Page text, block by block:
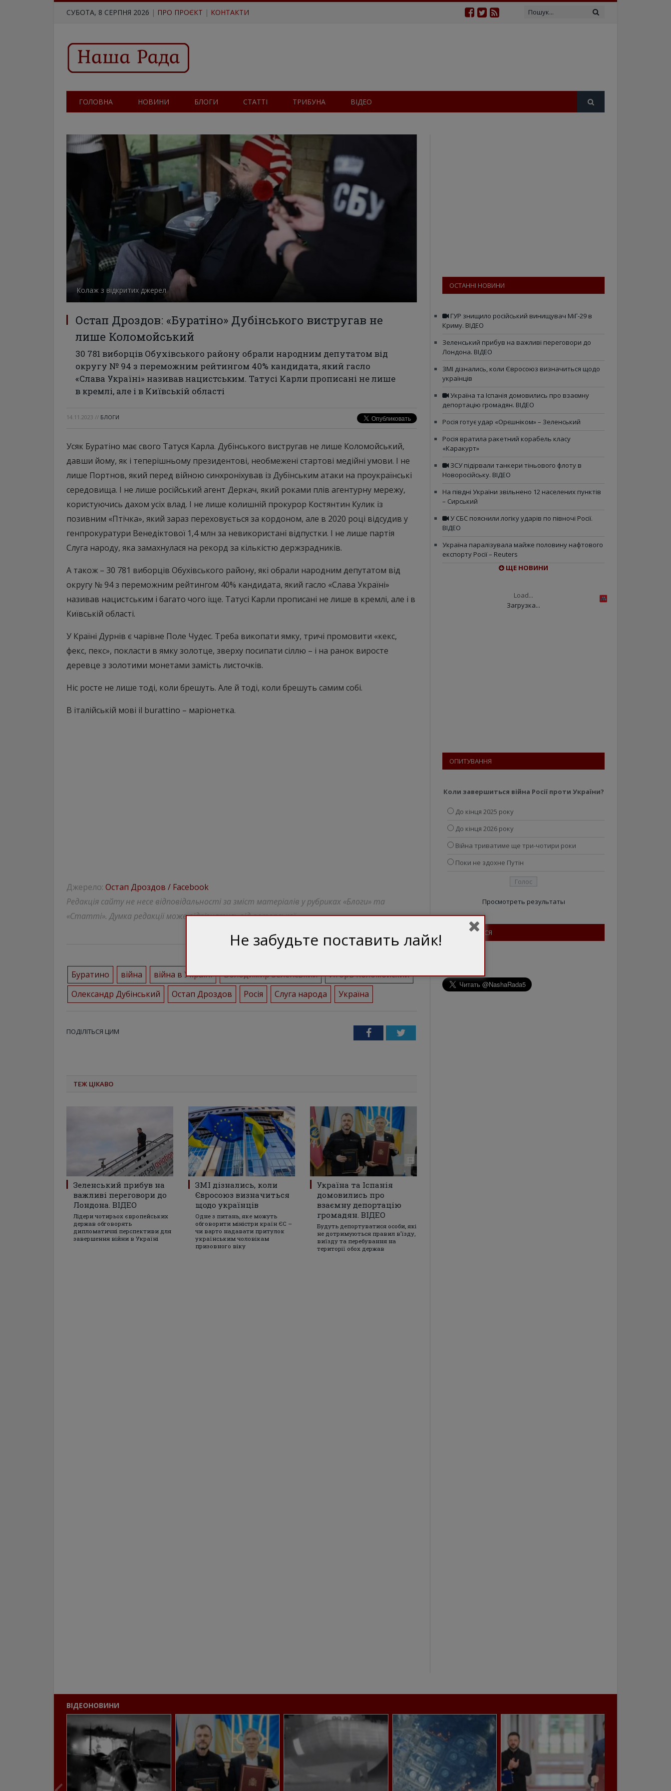
СУБОТА, 8 СЕРПНЯ 2026 | ПРО ПРОЄКТ | КОНТАКТИ
ГОЛОВНА НОВИНИ БЛОГИ СТАТТІ ТРИБУНА ВІДЕО
Колаж з відкритих джерел
Остап Дроздов: «Буратіно» Дубінського вистругав не
лише Коломойський
30 781 виборців Обухівського району обрали народним депутатом від
округу № 94 з переможним рейтингом 40% кандидата, який гасло
«Слава Україні» називав нацистським. Татусі Карли прописані не лише
в кремлі, але і в Київській області
14.11.2023 // БЛОГИ
Усяк Буратіно має свого Татуся Карла. Дубінського вистругав не лише Коломойський,
давши йому, як і теперішньому президентові, необмежені стартові медійні умови. І не
лише Портнов, який перед війною синхроніхував із Дубінським атаки на проукраїнські
середовища. І не лише російський агент Деркач, який роками плів агентурну мережу,
користуючись дахом усіх влад. І не лише колишній прокурор Костянтин Кулик із
позивним «Птічка», який зараз переховується за кордоном, але в 2020 році відсудив у
генпрокуратури Венедіктової 1,4 млн за невикористані відпустки. І не лише партія
Слуга народу, яка замахнулася на рекорд за кількістю держзрадників.
А також – 30 781 виборців Обухівського району, які обрали народним депутатом від
округу № 94 з переможним рейтингом 40% кандидата, який гасло «Слава Україні»
називав нацистським і багато чого іще. Татусі Карли прописані не лише в кремлі, але і в
Київській області.
У Країні Дурнів є чарівне Поле Чудес. Треба викопати ямку, тричі промовити «кекс,
фекс, пекс», покласти в ямку золотце, зверху посипати сіллю – і на ранок виросте
деревце з золотими монетами замість листочків.
Ніс росте не лише тоді, коли брешуть. Але й тоді, коли брешуть самим собі.
В італійській мові il burattino – маріонетка.
Джерело: Остап Дроздов / Facebook
Редакція сайту не несе відповідальності за зміст матеріалів у рубриках «Блоги» та
«Статті». Думка редакції може відрізнятись від авторської.
Буратино війна війна в Україні Володимир Зеленський
Игорь Коломойский
Олександр Дубінський
Остап Дроздов Росія Слуга народа Україна
ПОДІЛІТЬСЯ ЦИМ FacebookTwitter
ТЕЖ ЦІКАВО
Зеленський прибув на
важливі переговори до
Лондона. ВІДЕО
Лідери чотирьох європейських
держав обговорять
дипломатичні перспективи для
завершення війни в Україні
ЗМІ дізнались, коли
Євросоюз визначиться
щодо українців
Одне з питань, яке можуть
обговорити міністри країн ЄС –
чи варто надавати притулок
українським чоловікам
призовного віку
Україна та Іспанія
домовились про
взаємну депортацію
громадян. ВІДЕО
Будуть депортуватися особи, які
не дотримуються правил в’їзду,
виїзду та перебування на
території обох держав
ОСТАННІ НОВИНИ
ГУР знищило російський винищувач МіГ-29 в
Криму. ВІДЕО
Зеленський прибув на важливі переговори до
Лондона. ВІДЕО
ЗМІ дізнались, коли Євросоюз визначиться щодо
українців
Україна та Іспанія домовились про взаємну
депортацію громадян. ВІДЕО
Росія готує удар «Орєшніком» – Зеленський
Росія вратила ракетний корабель класу
«Каракурт»
ЗСУ підірвали танкери тіньового флоту в
Новоросійську. ВІДЕО
На півдні України звільнено 12 населених пунктів
– Сирський
У СБС пояснили логіку ударів по півночі Росії.
ВІДЕО
Україна паралізувала майже половину нафтового
експорту Росії – Reuters
ЩЕ НОВИНИ
Load...
Загрузка...
ОПИТУВАННЯ
Коли завершиться війна Росії проти України?
До кінця 2025 року
До кінця 2026 року
Війна триватиме ще три-чотири роки
Поки не здохне Путін
Просмотреть результаты
ПІДПИШІТЬСЯ
ВІДЕОНОВИНИ
Не забудьте поставить лайк!